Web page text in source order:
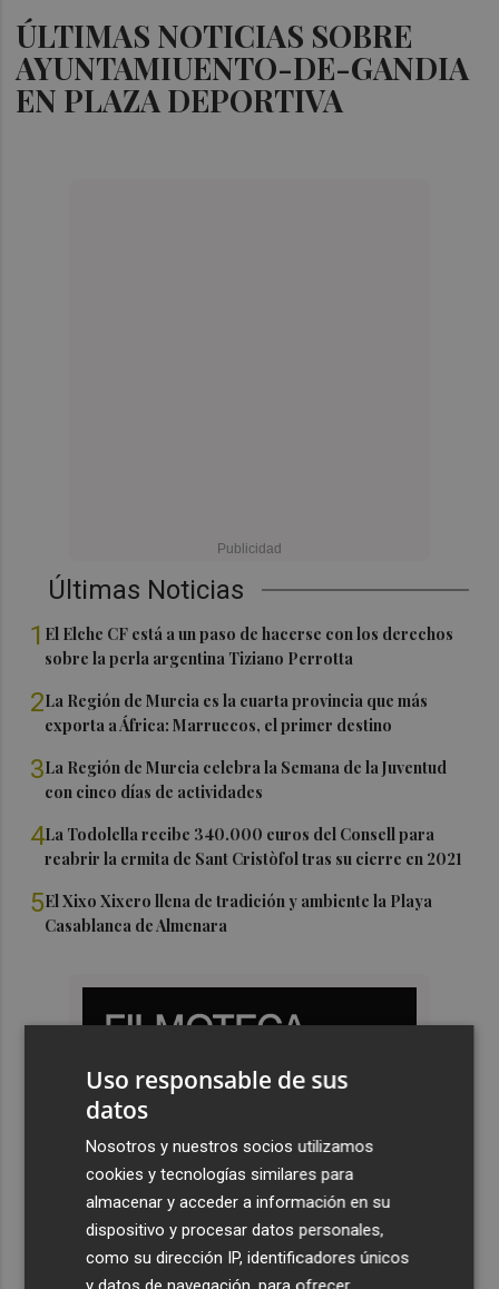
ÚLTIMAS NOTICIAS SOBRE
AYUNTAMIUENTO-DE-GANDIA
EN PLAZA DEPORTIVA
Últimas Noticias
1 El Elche CF está a un paso de hacerse con los derechos
sobre la perla argentina Tiziano Perrotta
2La Región de Murcia es la cuarta provincia que más
exporta a África: Marruecos, el primer destino
3La Región de Murcia celebra la Semana de la Juventud
con cinco días de actividades
4La Todolella recibe 340.000 euros del Consell para
reabrir la ermita de Sant Cristòfol tras su cierre en 2021
5El Xixo Xixero llena de tradición y ambiente la Playa
Casablanca de Almenara
Uso responsable de sus
datos
Nosotros y nuestros socios utilizamos
cookies y tecnologías similares para
almacenar y acceder a información en su
dispositivo y procesar datos personales,
como su dirección IP, identificadores únicos